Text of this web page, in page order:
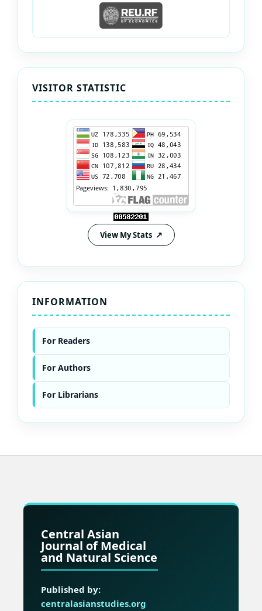
VISITOR STATISTIC
View My Stats
INFORMATION
For Readers
For Authors
For Librarians
Central Asian
Journal of Medical
and Natural Science
Published by:
centralasianstudies.org